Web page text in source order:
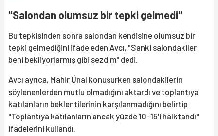
"Salondan olumsuz bir tepki gelmedi"
Bu tepkisinden sonra salondan kendisine olumsuz bir
tepki gelmediğini ifade eden Avcı, "Sanki salondakiler
beni bekliyorlarmış gibi sezdim" dedi.
Avcı ayrıca, Mahir Ünal konuşurken salondakilerin
söylenenlerden mutlu olmadığını aktardı ve toplantıya
katılanların beklentilerinin karşılanmadığını belirtip
"Toplantıya katılanların ancak yüzde 10-15'i halktandı"
ifadelerini kullandı.